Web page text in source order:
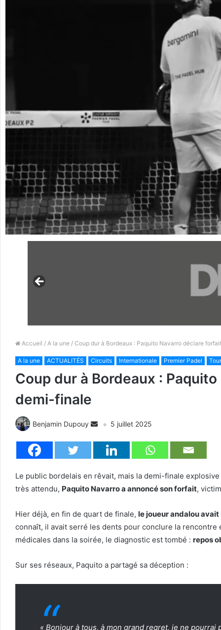
Accueil / A la une / Coup dur à Bordeaux : Paquito Navarro déclare
A la une ACTUALITÉS Circuits Internationale Premier Padel
Coup dur à Bordeaux :
demi-finale
Benjamin Dupouy 5 juillet 2025
Le public bordelais en rêvait, mais la demi-finale
très attendu, Paquito Navarro a annoncé son forfait,
Hier déjà, en fin de quart de finale, le joueur andalou
connaît, il avait serré les dents pour conclure la
médicales dans la soirée, le diagnostic est tombé : repos
Sur ses réseaux, Paquito a partagé sa déception :
« Bonjour à tous, à mon grand regret, je ne pourrai